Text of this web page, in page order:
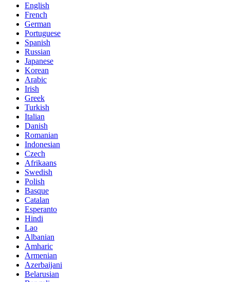
English
French
German
Portuguese
Spanish
Russian
Japanese
Korean
Arabic
Irish
Greek
Turkish
Italian
Danish
Romanian
Indonesian
Czech
Afrikaans
Swedish
Polish
Basque
Catalan
Esperanto
Hindi
Lao
Albanian
Amharic
Armenian
Azerbaijani
Belarusian